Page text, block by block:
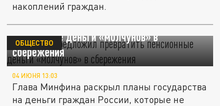
накоплений граждан.
Силуанов предложил превратить
пенсионные деньги «молчунов» в
сбережения
ОБЩЕСТВО
04 ИЮНЯ 13:03
Глава Минфина раскрыл планы государства
на деньги граждан России, которые не